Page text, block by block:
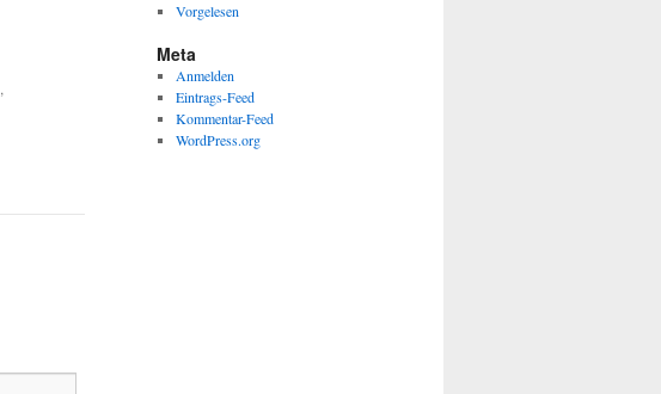
,
Vorgelesen
Meta
Anmelden
Eintrags-Feed
Kommentar-Feed
WordPress.org